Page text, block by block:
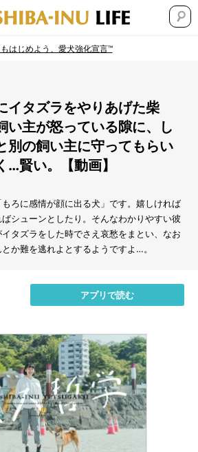
はじめよう、愛犬強化宣言™
イタズラをやりあげた柴
い主が怒っている隙に、し
別の飼い主に守ってもらい
…賢い。【動画】
ろに感情が顔に出る犬」です。嬉しければ
シューンとしたり。そんなわかりやすい彼
タズラをした時でさえ哀愁をまとい、なお
か難を逃れよとするようですよ…。
アプリで読む